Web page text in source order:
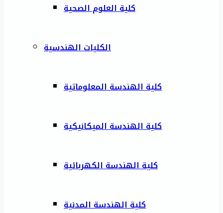
كلية العلوم الصحية
الكليات الهندسية
كلية الهندسة المعلوماتية
كلية الهندسة الميكانيكية
كلية الهندسة الكهربائية
كلية الهندسة المدنية